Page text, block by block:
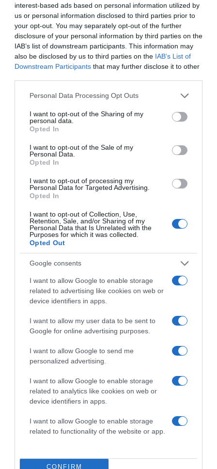
interest-based ads based on personal information utilized by
us or personal information disclosed to third parties prior to
your opt-out. You may separately opt-out of the further
disclosure of your personal information by third parties on the
IAB’s list of downstream participants. This information may
also be disclosed by us to third parties on the IAB’s List of
Downstream Participants that may further disclose it to other
Please note that this website/app uses one or more Google
not limited to your visit or usage behaviour. You may click to
grant or deny consent to Google and its third-party tags to
use your data for below specified purposes in below Google
consent section.
Personal Data Processing Opt Outs
I want to opt-out of the Sharing of my
personal data.
Opted In
I want to opt-out of the Sale of my
Personal Data.
Opted In
I want to opt-out of processing my
Personal Data for Targeted Advertising.
Opted In
I want to opt-out of Collection, Use,
Retention, Sale, and/or Sharing of my
Personal Data that Is Unrelated with the
Purposes for which it was collected.
Opted Out
Google consents
I want to allow Google to enable storage
related to advertising like cookies on web or
device identifiers in apps.
I want to allow my user data to be sent to
Google for online advertising purposes.
I want to allow Google to send me
personalized advertising.
I want to allow Google to enable storage
related to analytics like cookies on web or
device identifiers in apps.
I want to allow Google to enable storage
related to functionality of the website or app.
CONFIRM
probléma. Én vagyok az élő példa arra, hogy nincs az a
sötétség, amiből ne lehetne kikeveredni – hangsúlyozta a
mentális egészségről.
A színész ugyanakkor bevallotta, hogy a sikerek
megélését még tanulnia kell.
másfelől viszont pont azt a pillanatot nem éltem meg
megveregeti a saját vállát, és azt mondja: „Ezt jól
csináltad!” Időre volt szükségem, hogy rájöjjek,
sztárja.
Címkék:
Korábbi bejegyzések Következő bejegyzés
HASONLÓ BEJEGYZÉSEK
2026-08-10.